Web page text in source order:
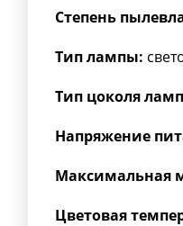
Степень
Тип лампы:
Тип цоколя
Напряжение
Максимальная
Цветовая